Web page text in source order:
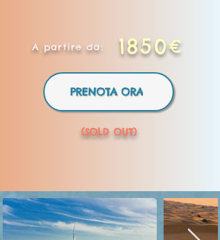
(SOLD OUT)
A partire da:
PRENOTA ORA
1850€